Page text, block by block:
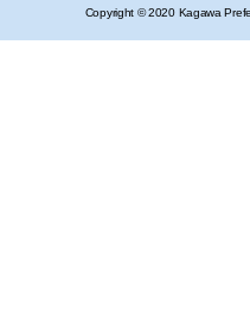
Copyright © 2020 Kagawa